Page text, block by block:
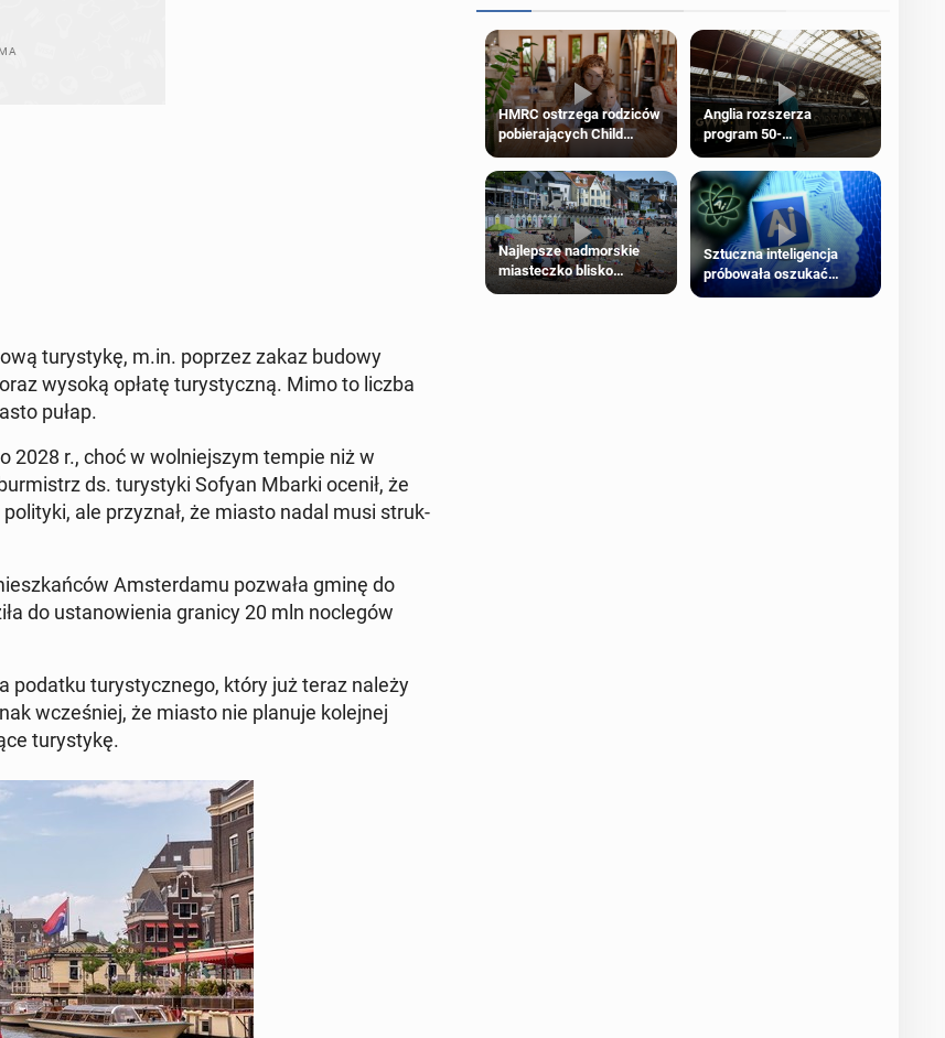
tu­ry­sty­kę, m.in. poprzez zakaz budowy
wysoką opłatę tu­ry­stycz­ną. Mimo to liczba
pułap.
2028 r., choć w wol­niej­szym tempie niż w
ds. tu­ry­sty­ki Sofyan Mbarki ocenił, że
ale przy­znał, że miasto nadal musi struk­
Am­ster­da­mu pozwała gminę do
do usta­no­wie­nia granicy 20 mln noc­le­gów
podatku tu­ry­stycz­ne­go, który już teraz należy
wcze­śniej, że miasto nie planuje ko­lej­nej
tu­ry­sty­kę.
HMRC ostrzega rodziców
pobierających Child
Benefit. Mogą być
zobowiązani do zwrotu
zasiłku
Anglia rozszerza
program 50-
procentowych zniżek
kolejowych na 18-latków
Najlepsze nadmorskie
miasteczko blisko
Sztuczna inteligencja
próbowała oszukać
człowieka